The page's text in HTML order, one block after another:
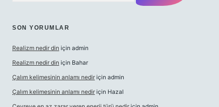
SON YORUMLAR
Realizm nedir din için admin
Realizm nedir din için Bahar
Çalım kelimesinin anlamı nedir için admin
Çalım kelimesinin anlamı nedir için Hazal